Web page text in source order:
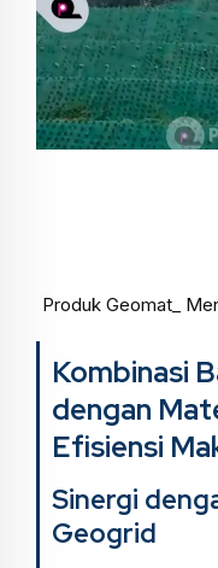
Produk Geomat_
Kombinasi
dengan
Efisiensi
Sinergi
Geogrid